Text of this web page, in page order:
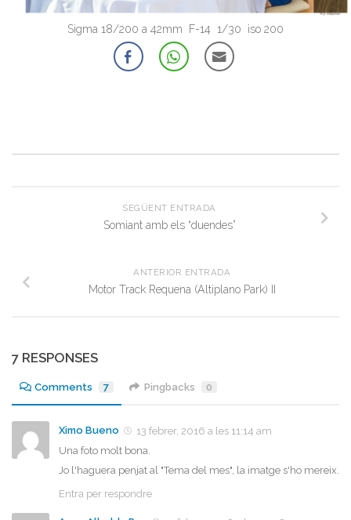
Sigma 18/200 a 42mm F-14 1/30 iso 200
SEGÜENT ENTRADA
Somiant amb els “duendes”
ANTERIOR ENTRADA
Motor Track Requena (Altiplano Park) II
7 RESPONSES
Comments 7 Pingbacks 0
Ximo Bueno
13 febrer, 2016 a les 11:14 am
Una foto molt bona.
Jo l'haguera penjat al "Tema del mes", la imatge s'ho mereix.
Entra per respondre